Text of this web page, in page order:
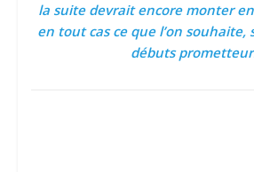
la suite devrait encore monter en
en tout cas ce que l’on souhaite,
débuts